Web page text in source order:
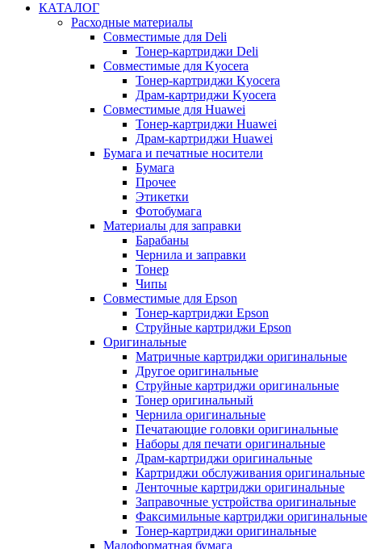
КАТАЛОГ
Расходные материалы
Совместимые для Deli
Тонер-картриджи Deli
Совместимые для Kyocera
Тонер-картриджи Kyocera
Драм-картриджи Kyocera
Совместимые для Huawei
Тонер-картриджи Huawei
Драм-картриджи Huawei
Бумага и печатные носители
Бумага
Прочее
Этикетки
Фотобумага
Материалы для заправки
Барабаны
Чернила и заправки
Тонер
Чипы
Совместимые для Epson
Тонер-картриджи Epson
Струйные картриджи Epson
Оригинальные
Матричные картриджи оригинальные
Другое оригинальные
Струйные картриджи оригинальные
Тонер оригинальный
Чернила оригинальные
Печатающие головки оригинальные
Наборы для печати оригинальные
Драм-картриджи оригинальные
Картриджи обслуживания оригинальные
Ленточные картриджи оригинальные
Заправочные устройства оригинальные
Факсимильные картриджи оригинальные
Тонер-картриджи оригинальные
Малоформатная бумага